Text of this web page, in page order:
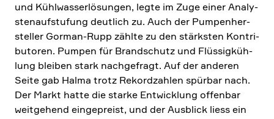
und Kühlwas­ser­lö­sungen, legte im Zuge einer Analy­
sten­auf­stu­fung deutlich zu. Auch der Pumpen­her­
steller Gorman-Rupp zählte zu den stärk­sten Kontri­
bu­toren. Pumpen für Brand­schutz und Flüssig­küh­
lung bleiben stark nachge­fragt. Auf der anderen
Seite gab Halma trotz Rekord­zahlen spürbar nach.
Der Markt hatte die starke Entwick­lung offenbar
weitge­hend einge­preist, und der Ausblick liess ein